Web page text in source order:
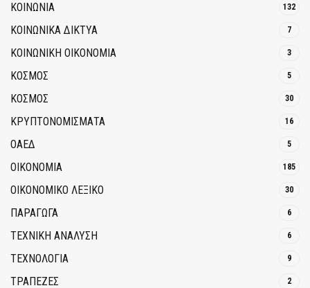
ΚΟΙΝΩΝΙΑ 132
ΚΟΙΝΩΝΙΚΆ ΔΊΚΤΥΑ 7
ΚΟΙΝΩΝΙΚΉ ΟΙΚΟΝΟΜΊΑ 3
ΚΟΣΜΟΣ 5
ΚΟΣΜΟΣ 30
ΚΡΥΠΤΟΝΟΜΊΣΜΑΤΑ 16
ΟΑΕΔ 5
ΟΙΚΟΝΟΜΙΑ 185
ΟΙΚΟΝΟΜΙΚΟ ΛΕΞΙΚΟ 30
ΠΑΡΑΓΩΓΑ 6
ΤΕΧΝΙΚΗ ΑΝΑΛΥΣΗ 6
ΤΕΧΝΟΛΟΓΙΑ 9
ΤΡΆΠΕΖΕΣ 2